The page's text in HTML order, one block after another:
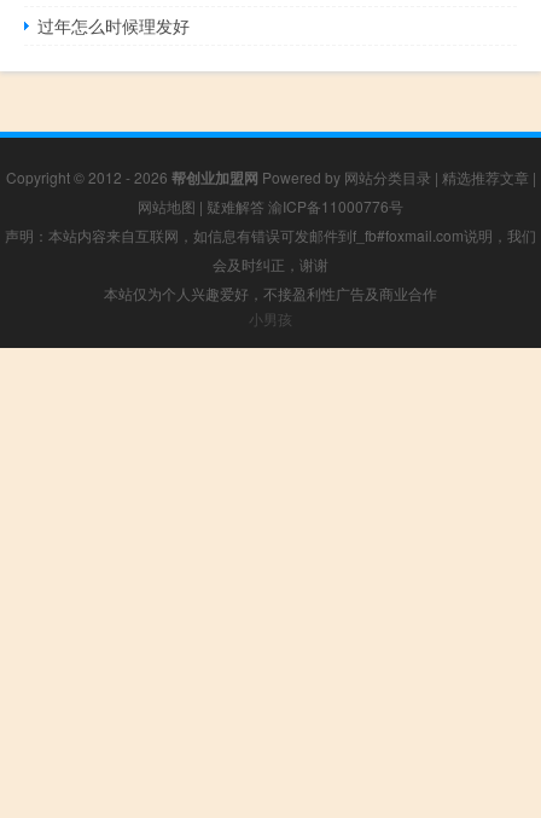
过年怎么时候理发好
Copyright © 2012 - 2026 帮创业加盟网 Powered by 网站分类目录 | 精选推荐文章 |
网站地图 | 疑难解答 渝ICP备11000776号
声明：本站内容来自互联网，如信息有错误可发邮件到f_fb#foxmail.com说明，我们
会及时纠正，谢谢
本站仅为个人兴趣爱好，不接盈利性广告及商业合作
小男孩